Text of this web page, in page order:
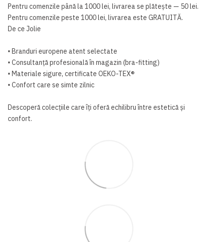
Pentru comenzile până la 1000 lei, livrarea se plătește — 50 lei.
Pentru comenzile peste 1000 lei, livrarea este GRATUITĂ.
De ce Jolie
• Branduri europene atent selectate
• Consultanță profesională în magazin (bra-fitting)
• Materiale sigure, certificate OEKO-TEX®
• Confort care se simte zilnic
Descoperă colecțiile care îți oferă echilibru între estetică și
confort.